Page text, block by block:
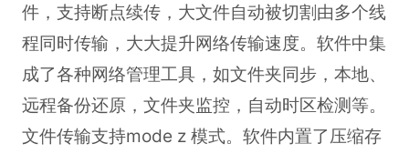
件，支持断点续传，大文件自动被切割由多个线
程同时传输，大大提升网络传输速度。软件中集
成了各种网络管理工具，如文件夹同步，本地、
远程备份还原，文件夹监控，自动时区检测等。
文件传输支持mode z 模式。软件内置了压缩存